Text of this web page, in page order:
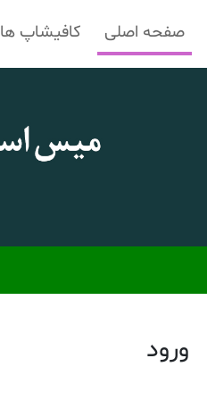
صفحه اصلی کافیشاپ ها
ورود